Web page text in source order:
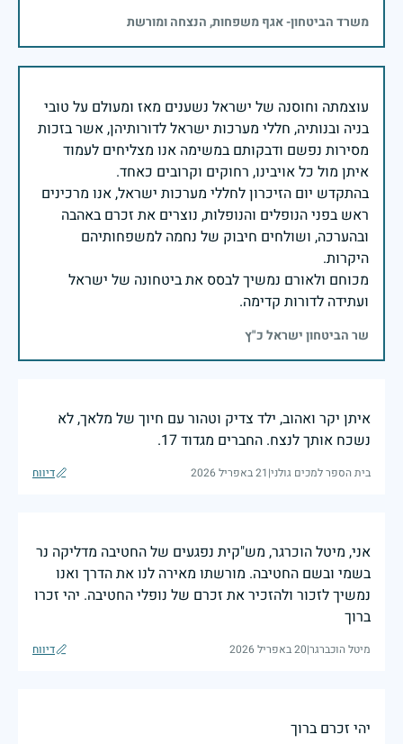
משרד הביטחון- אגף משפחות, הנצחה ומורשת
עוצמתה וחוסנה של ישראל נשענים מאז ומעולם על טובי
בניה ובנותיה, חללי מערכות ישראל לדורותיהן, אשר בזכות
מסירות נפשם ודבקותם במשימה אנו מצליחים לעמוד
בהתקדש יום הזיכרון לחללי מערכות ישראל, אנו מרכינים
ראש בפני הנופלים והנופלות, נוצרים את זכרם באהבה
ובהערכה, ושולחים חיבוק של נחמה למשפחותיהם
מכוחם ולאורם נמשיך לבסס את ביטחונה של ישראל
ועתידה לדורות קדימה.
שר הביטחון ישראל כ"ץ
איתן יקר ואהוב, ילד צדיק וטהור עם חיוך של מלאך, לא
נשכח אותך לנצח. החברים מגדוד 17.
בית הספר למכים גולני|21 באפריל 2026 דיווח
אני, מיטל הוכרגר, מש"קית נפגעים של החטיבה מדליקה נר
בשמי ובשם החטיבה. מורשתו מאירה לנו את הדרך ואנו
נמשיך לזכור ולהזכיר את זכרם של נופלי החטיבה. יהי זכרו
ברוך
מיטל הוכברגר|20 באפריל 2026 דיווח
יהי זכרם ברוך